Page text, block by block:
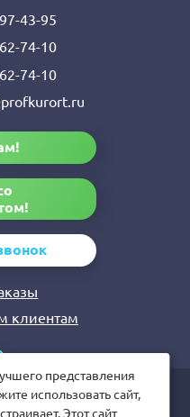
43-95
74-10
74-10
клиентам
Поляна», 2026
представления
использовать сайт,
Этот сайт